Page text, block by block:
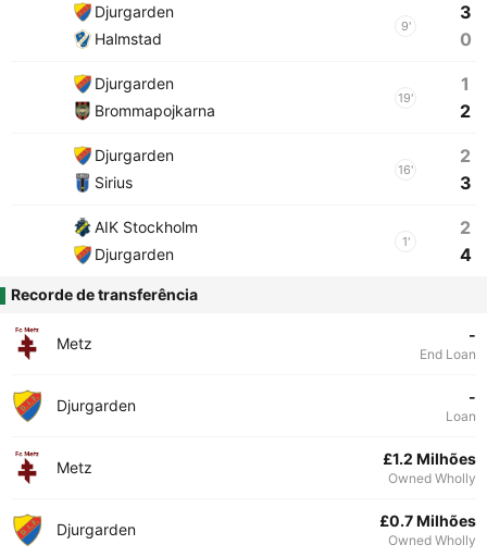
Djurgarden
Halmstad
9'
3
0
Djurgarden
Brommapojkarna
19'
1
2
Djurgarden
Sirius
16'
2
3
AIK Stockholm
Djurgarden
1'
2
4
Recorde de transferência
Metz -
End Loan
Djurgarden -
Loan
Metz £1.2 Milhões
Owned Wholly
Djurgarden £0.7 Milhões
Owned Wholly